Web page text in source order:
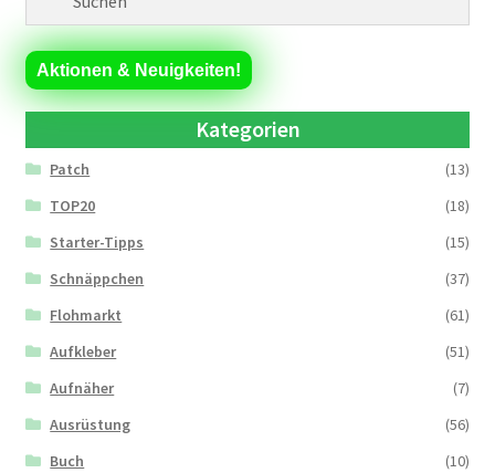
Aktionen & Neuigkeiten!
Kategorien
Patch
(13)
TOP20
(18)
Starter-Tipps
(15)
Schnäppchen
(37)
Flohmarkt
(61)
Aufkleber
(51)
Aufnäher
(7)
Ausrüstung
(56)
Buch
(10)